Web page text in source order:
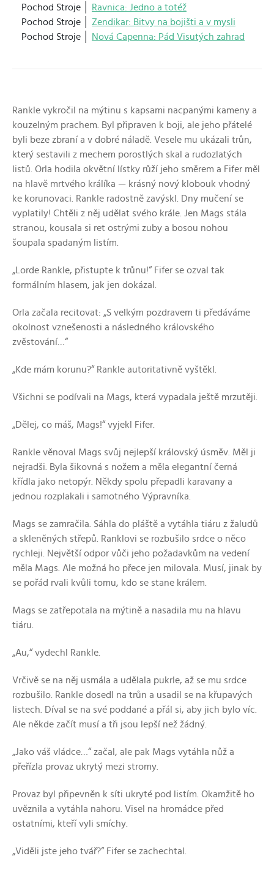
Pochod Stroje │
Ravnica: Jedno a totéž
Pochod Stroje │ Zendikar: Bitvy na bojišti a v mysli
Pochod Stroje │
Nová Capenna: Pád Visutých zahrad
Rankle vykročil na mýtinu s kapsami nacpanými kameny a
kouzelným prachem. Byl připraven k boji, ale jeho přátelé
byli beze zbraní a v dobré náladě. Vesele mu ukázali trůn,
který sestavili z mechem porostlých skal a rudozlatých
listů. Orla hodila okvětní lístky růží jeho směrem a Fifer měl
na hlavě mrtvého králíka — krásný nový klobouk vhodný
ke korunovaci. Rankle radostně zavýskl. Dny mučení se
vyplatily! Chtěli z něj udělat svého krále. Jen Mags stála
stranou, kousala si ret ostrými zuby a bosou nohou
šoupala spadaným listím.
„Lorde Rankle, přistupte k trůnu!“ Fifer se ozval tak
formálním hlasem, jak jen dokázal.
Orla začala recitovat: „S velkým pozdravem ti předáváme
okolnost vznešenosti a následného královského
zvěstování…“
„Kde mám korunu?“ Rankle autoritativně vyštěkl.
Všichni se podívali na Mags, která vypadala ještě mrzutěji.
„Dělej, co máš, Mags!“ vyjekl Fifer.
Rankle věnoval Mags svůj nejlepší královský úsměv. Měl ji
nejradši. Byla šikovná s nožem a měla elegantní černá
křídla jako netopýr. Někdy spolu přepadli karavany a
jednou rozplakali i samotného Výpravníka.
Mags se zamračila. Sáhla do pláště a vytáhla tiáru z žaludů
a skleněných střepů. Ranklovi se rozbušilo srdce o něco
rychleji. Největší odpor vůči jeho požadavkům na vedení
měla Mags. Ale možná ho přece jen milovala. Musí, jinak by
se pořád rvali kvůli tomu, kdo se stane králem.
Mags se zatřepotala na mýtině a nasadila mu na hlavu
tiáru.
„Au,“ vydechl Rankle.
Vrčivě se na něj usmála a udělala pukrle, až se mu srdce
rozbušilo. Rankle dosedl na trůn a usadil se na křupavých
listech. Díval se na své poddané a přál si, aby jich bylo víc.
Ale někde začít musí a tři jsou lepší než žádný.
„Jako váš vládce…“ začal, ale pak Mags vytáhla nůž a
přeřízla provaz ukrytý mezi stromy.
Provaz byl připevněn k síti ukryté pod listím. Okamžitě ho
uvěznila a vytáhla nahoru. Visel na hromádce před
ostatními, kteří vyli smíchy.
„Viděli jste jeho tvář?“ Fifer se zachechtal.